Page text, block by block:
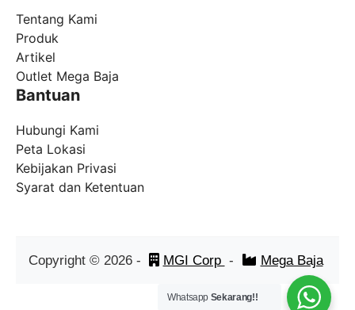
Tentang Kami
Produk
Artikel
Outlet Mega Baja
Bantuan
Hubungi Kami
Peta Lokasi
Kebijakan Privasi
Syarat dan Ketentuan
Copyright © 2026- MGI Corp - Mega Baja
Whatsapp Sekarang!!